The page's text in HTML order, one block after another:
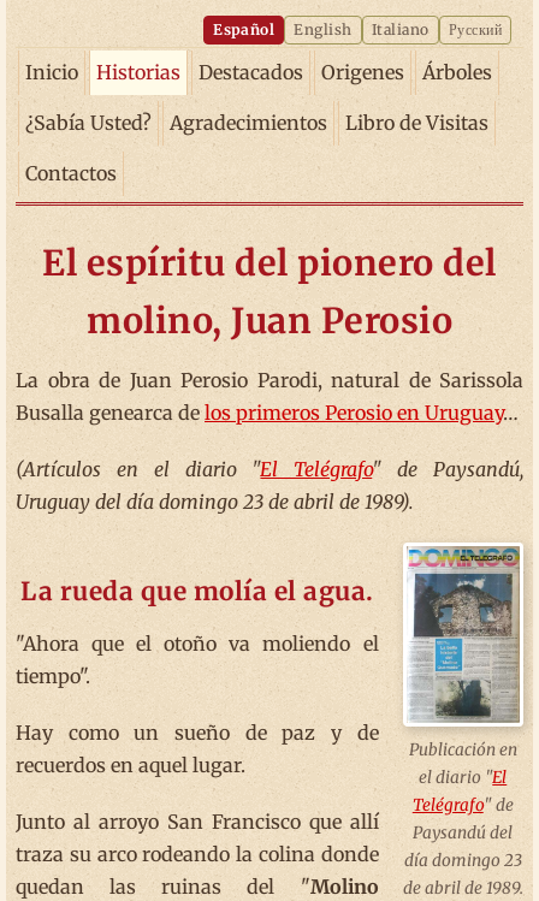
Español English Italiano Русский
Inicio Historias Destacados Origenes Árboles
¿Sabía Usted? Agradecimientos Libro de Visitas
Contactos
El espíritu del pionero del
molino, Juan Perosio
La obra de Juan Perosio Parodi, natural de Sarissola
Busalla genearca delos primeros Perosio en Uruguay…
(Artículos en el diario "El Telégrafo" de Paysandú,
Uruguay del día domingo 23 de abril de 1989).
La rueda que molía el agua.
"Ahora que el otoño va moliendo el
tiempo".
Hay como un sueño de paz y de
recuerdos en aquel lugar.
Junto al arroyo San Francisco que allí
traza su arco rodeando la colina donde
quedan las ruinas del "Molino
Publicación en
el diario "El
Telégrafo" de
Paysandú del
día domingo 23
de abril de 1989.